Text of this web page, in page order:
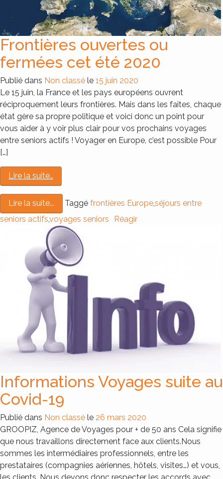
Frontières ouvertes ou
fermées cet été 2020
Publié dans Non classé le 15 juin 2020
Le 15 juin, la France et les pays européens ouvrent
réciproquement leurs frontières. Mais dans les faites, chaque
état gère sa propre politique et voici donc un point pour
vous aider à y voir plus clair pour vos prochains voyages
entre seniors actifs ! Voyager en Europe, c’est possible Pour
[…]
Lire la suite…
Lire la suite... Taggé frontières Europeséjours entre
seniors actifs,voyages seniors Réagir
Informations Voyages suite au
Covid-19
Publié dans Non classé le 26 mars 2020
GROOPIZ, Agence de Voyages pour + de 50 ans Cela signifie
que nous travaillons directement face aux clients.Nous
sommes les intermédiaires professionnels, entre les
prestataires (compagnies aériennes, hôtels, visites…) et vous,